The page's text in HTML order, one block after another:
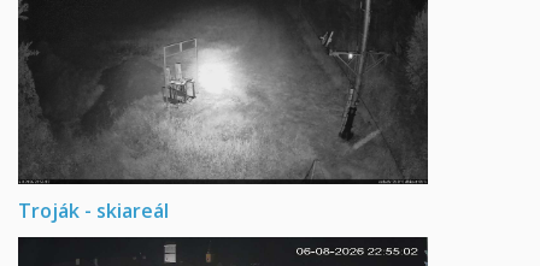
Troják - skiareál